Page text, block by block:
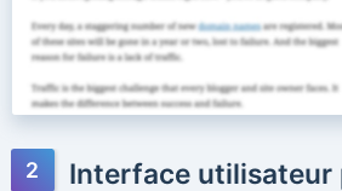
Interface utilisateur